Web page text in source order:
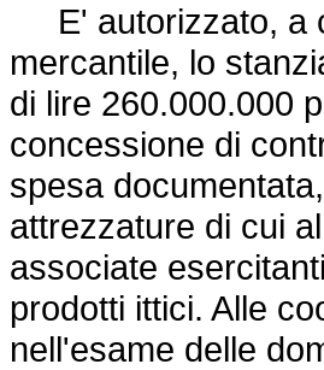
E' autorizzato, a
mercantile, lo
di lire 260.000.000
concessione di
spesa
attrezzature di cui
associate
prodotti ittici. Alle
nell'esame delle